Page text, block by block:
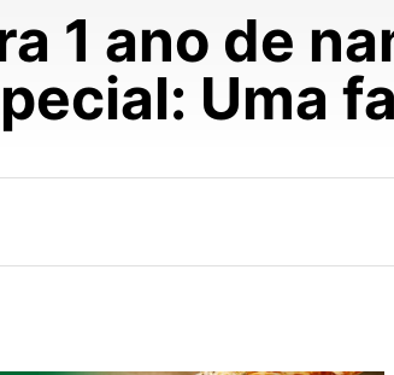
1 ano de
Uma